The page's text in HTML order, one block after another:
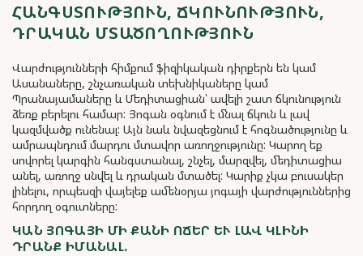
ՀԱՆԳՍՏՈՒԹՅՈՒՆ, ՃԿՈՒՆՈՒԹՅՈՒՆ,
ԴՐԱԿԱՆ ՄՏԱԾՈՂՈՒԹՅՈՒՆ
Վարժությունների հիմքում ֆիզիկական դիրքերն են կամ
Ասանաները, շնչառական տեխնիկաները կամ
Պրանայամաները և Մեդիտացիան՝ ավելի շատ ճկունություն
ձեռք բերելու համար: Յոգան օգնում է մնալ ճկուն և լավ
կազմվածք ունենալ: Այն նաև նվազեցնում է հոգնածությունը և
ամրապնդում մարդու մտավոր առողջությունը: Կարող եք
սովորել կարգին հանգստանալ, շնչել, մարզվել, մեդիտացիա
անել, առողջ սնվել և դրական մտածել: Կարիք չկա բուսակեր
լինելու, որպեսզի վայելեք ամենօրյա յոգայի վարժություններից
հորդող օգուտները:
ԿԱՆ ՅՈԳԱՅԻ ՄԻ ՔԱՆԻ ՈՃԵՐ ԵՒ ԼԱՎ ԿԼԻՆԻ Դ
ՐԱՆՔ ԻՄԱՆԱԼ.